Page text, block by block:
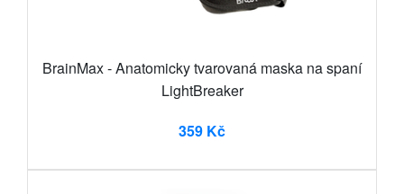
BrainMax - Anatomicky tvarovaná maska na spaní
LightBreaker
359 Kč